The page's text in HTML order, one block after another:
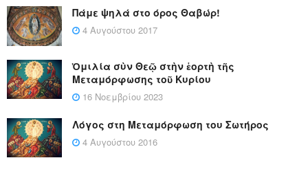
Πάμε ψηλά στο όρος Θαβώρ!
4 Αυγούστου 2017
Ὁμιλία σὺν Θεῷ στὴν ἑορτὴ τῆς
Μεταμόρφωσης τοῦ Κυρίου
16 Νοεμβρίου 2023
Λόγος στη Μεταμόρφωση του Σωτήρος
4 Αυγούστου 2016